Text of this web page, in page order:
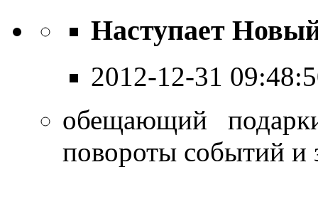
Наступает
2012-12-31
обещающий
повороты событий